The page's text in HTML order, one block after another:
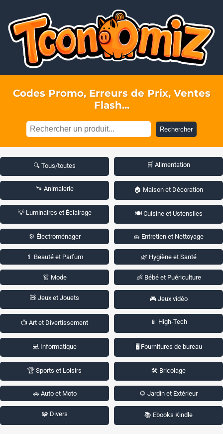
Codes Promo, Erreurs de Prix, Ventes
Flash...
Rechercher
🔍 Tous/toutes 🛒 Alimentation
🐾 Animalerie 🏠 Maison et Décoration
💡 Luminaires et Éclairage 🍽️ Cuisine et Ustensiles
⚙️ Électroménager 🧽 Entretien et Nettoyage
💄 Beauté et Parfum 🌿 Hygiène et Santé
👗 Mode 👶 Bébé et Puériculture
🧸 Jeux et Jouets 🎮 Jeux vidéo
📺 Art et Divertissement 📱 High-Tech
💻 Informatique 🖥️ Fournitures de bureau
🏆 Sports et Loisirs 🛠️ Bricolage
🚗 Auto et Moto 🌻 Jardin et Extérieur
🧩 Divers 📚 Ebooks Kindle